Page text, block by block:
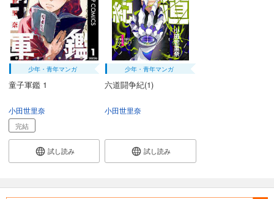
少年・青年マンガ
童子軍鑑 1
小田世里奈
完結
試し読み
少年・青年マンガ
六道闘争紀(1)
小田世里奈
試し読み